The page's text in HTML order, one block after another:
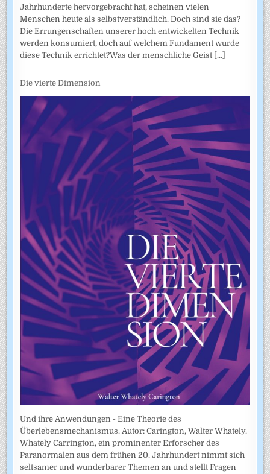
Jahrhunderte hervorgebracht hat, scheinen vielen
Menschen heute als selbstverständlich. Doch sind sie das?
Die Errungenschaften unserer hoch entwickelten Technik
werden konsumiert, doch auf welchem Fundament wurde
diese Technik errichtet?Was der menschliche Geist [...]
Die vierte Dimension
Und ihre Anwendungen - Eine Theorie des
Überlebensmechanismus. Autor: Carington, Walter Whately.
Whately Carrington, ein prominenter Erforscher des
Paranormalen aus dem frühen 20. Jahrhundert nimmt sich
seltsamer und wunderbarer Themen an und stellt Fragen